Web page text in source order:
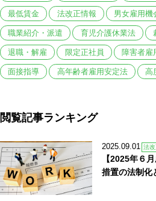
最低賃金 法改正情報 男女雇用機
職業紹介・派遣 育児介護休業法
退職・解雇 限定正社員 障害者雇
面接指導 高年齢者雇用安定法 高
閲覧記事ランキング
2025.09.01 法
【2025年６
措置の法制化